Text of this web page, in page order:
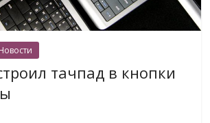
тачпад в кнопки